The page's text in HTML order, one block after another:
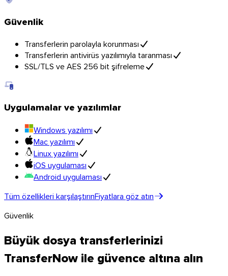
Güvenlik
Transferlerin parolayla korunması
Transferlerin antivirüs yazılımıyla taranması
SSL/TLS ve AES 256 bit şifreleme
Uygulamalar ve yazılımlar
Windows yazılımı
Mac yazılımı
Linux yazılımı
iOS uygulaması
Android uygulaması
Tüm özellikleri karşılaştırınFiyatlara göz atın
Güvenlik
Büyük dosya transferlerinizi
TransferNow ile güvence altına alın